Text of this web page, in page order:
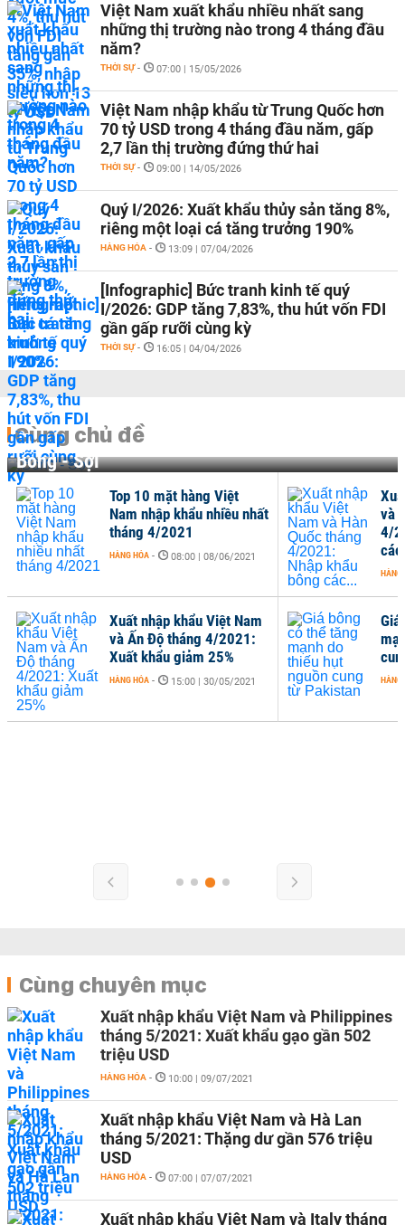
Việt Nam xuất khẩu nhiều nhất sang
những thị trường nào trong 4 tháng đầu
năm?
THỜI SỰ - 07:00 | 15/05/2026
Việt Nam nhập khẩu từ Trung Quốc hơn
70 tỷ USD trong 4 tháng đầu năm, gấp
2,7 lần thị trường đứng thứ hai
THỜI SỰ - 09:00 | 14/05/2026
Quý I/2026: Xuất khẩu thủy sản tăng 8%,
riêng một loại cá tăng trưởng 190%
HÀNG HÓA - 13:09 | 07/04/2026
[Infographic] Bức tranh kinh tế quý
I/2026: GDP tăng 7,83%, thu hút vốn FDI
gần gấp rưỡi cùng kỳ
THỜI SỰ - 16:05 | 04/04/2026
Cùng chủ đề
Bông - Sợi
Giá
HÀNG
Top 10 mặt hàng Việt
Nam nhập khẩu nhiều nhất
tháng 4/2021
HÀNG HÓA - 08:00 | 08/06/2021
Xuất nhập khẩu Việt Nam
và Ấn Độ tháng 4/2021:
Xuất khẩu giảm 25%
HÀNG HÓA - 15:00 | 30/05/2021
và
4/
HÀNG
Cùng chuyên mục
Xuất nhập khẩu Việt Nam và Philippines
tháng 5/2021: Xuất khẩu gạo gần 502
triệu USD
HÀNG HÓA - 10:00 | 09/07/2021
Xuất nhập khẩu Việt Nam và Hà Lan
tháng 5/2021: Thặng dư gần 576 triệu
USD
HÀNG HÓA - 07:00 | 07/07/2021
Xuất nhập khẩu Việt Nam và Italy tháng